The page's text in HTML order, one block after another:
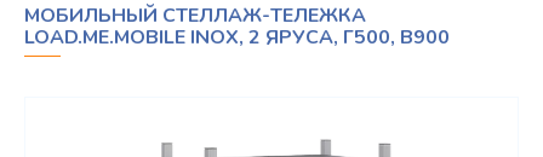
МОБИЛЬНЫЙ СТЕЛЛАЖ-ТЕЛЕЖКА
LOAD.ME.MOBILE INOX, 2 ЯРУСА, Г500, В900